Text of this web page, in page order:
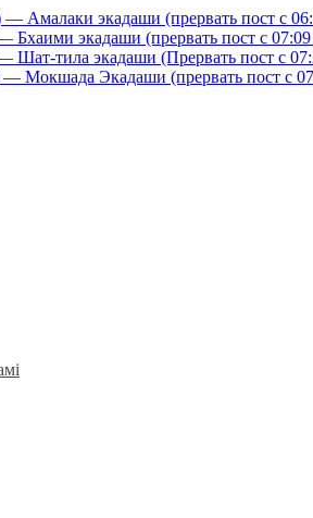
Амалаки экадаши (прервать пост с
Бхаими экадаши (прервать пост с
Шат-тила экадаши (Прервать пост с
— Мокшада Экадаши (прервать пост с